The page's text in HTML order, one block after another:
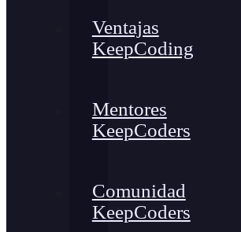
Ventajas
KeepCoding
Mentores
KeepCoders
Comunidad
KeepCoders